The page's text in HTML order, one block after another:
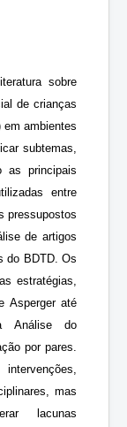
sobre
de crianças
ambientes
subtemas,
as principais
entre
pressupostos
de artigos
do BDTD. Os
estratégias,
Asperger até
Análise do
por pares.
mas
lacunas